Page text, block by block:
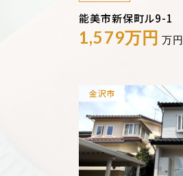
能美市新保町ル9-1
1,579万円 万円
金沢市